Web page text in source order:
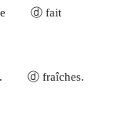
ⓓ fait
fraîches.